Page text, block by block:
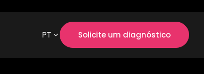
PT Solicite um diagnóstico